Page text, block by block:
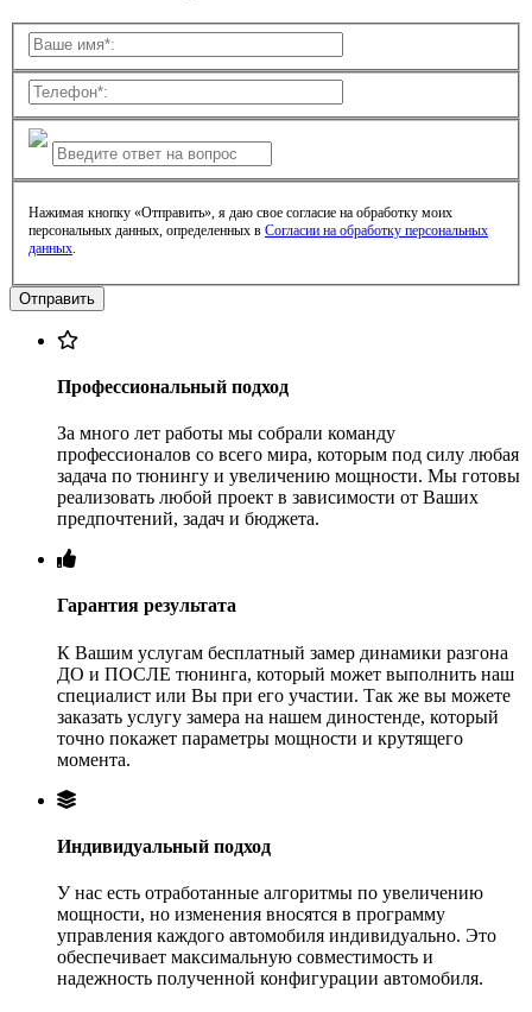
Нажимая кнопку «Отправить», я даю свое согласие на обработку моих
персональных данных, определенных в Согласии на обработку персональных
данных
Профессиональный подход
За много лет работы мы собрали команду
профессионалов со всего мира, которым под силу любая
задача по тюнингу и увеличению мощности. Мы готовы
реализовать любой проект в зависимости от Ваших
предпочтений, задач и бюджета.
Гарантия результата
К Вашим услугам бесплатный замер динамики разгона
ДО и ПОСЛЕ тюнинга, который может выполнить наш
специалист или Вы при его участии. Так же вы можете
заказать услугу замера на нашем диностенде, который
точно покажет параметры мощности и крутящего
момента.
Индивидуальный подход
У нас есть отработанные алгоритмы по увеличению
мощности, но изменения вносятся в программу
управления каждого автомобиля индивидуально. Это
обеспечивает максимальную совместимость и
надежность полученной конфигурации автомобиля.